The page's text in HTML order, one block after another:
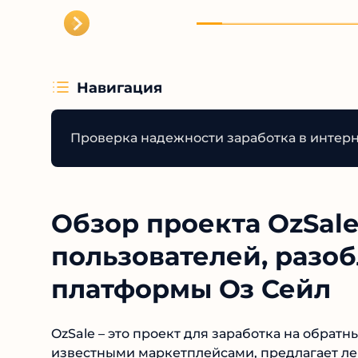
Навигация
Проверка надежности заработка в
Обзор проекта
пользователей,
платформы Оз Сейл
OzSale – это проект для заработка на
известными маркетплейсами, предлагает